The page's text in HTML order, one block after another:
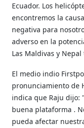
Ecuador. Los
encontremos la
negativa para
adverso en la
Las Maldivas y
El medio indio
pronunciamiento de
indica que Raju dijo:
buena plataforma .
pueda afectar